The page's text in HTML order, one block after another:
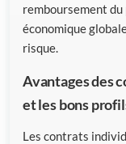
remboursement du
économique
risque.
Avantages des
et les bons
Les contrats